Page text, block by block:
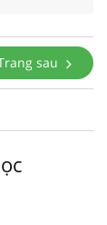
sau